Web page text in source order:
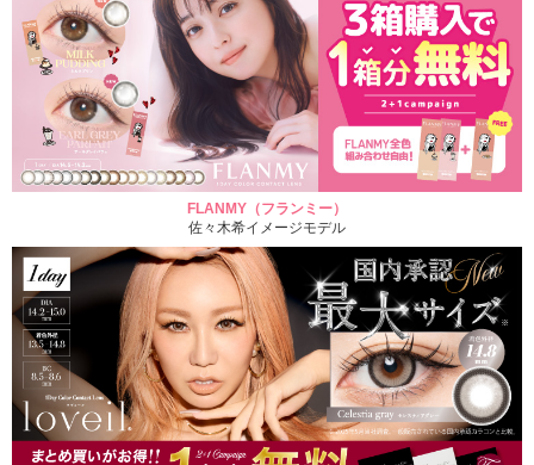
FLANMY（フランミー）
佐々木希イメージモデル